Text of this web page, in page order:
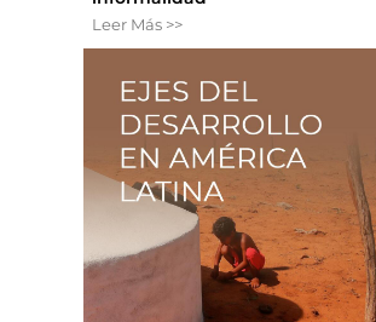
Leer Más >>